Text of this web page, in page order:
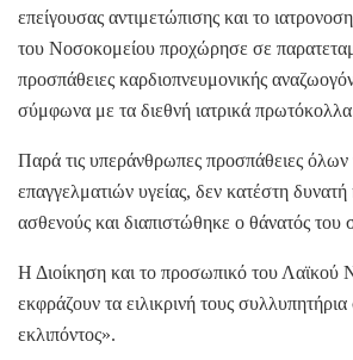
επείγουσας αντιμετώπισης και το
του Νοσοκομείου προχώρησε σε
προσπάθειες καρδιοπνευμονικής
σύμφωνα με τα διεθνή ιατρικά
Παρά τις υπεράνθρωπες προσπάθειες
επαγγελματιών υγείας, δεν κατέστη
ασθενούς και διαπιστώθηκε ο θάνατός του
Η Διοίκηση και το προσωπικό του Λαϊκού
εκφράζουν τα ειλικρινή τους συλλυπητήρια
εκλιπόντος».